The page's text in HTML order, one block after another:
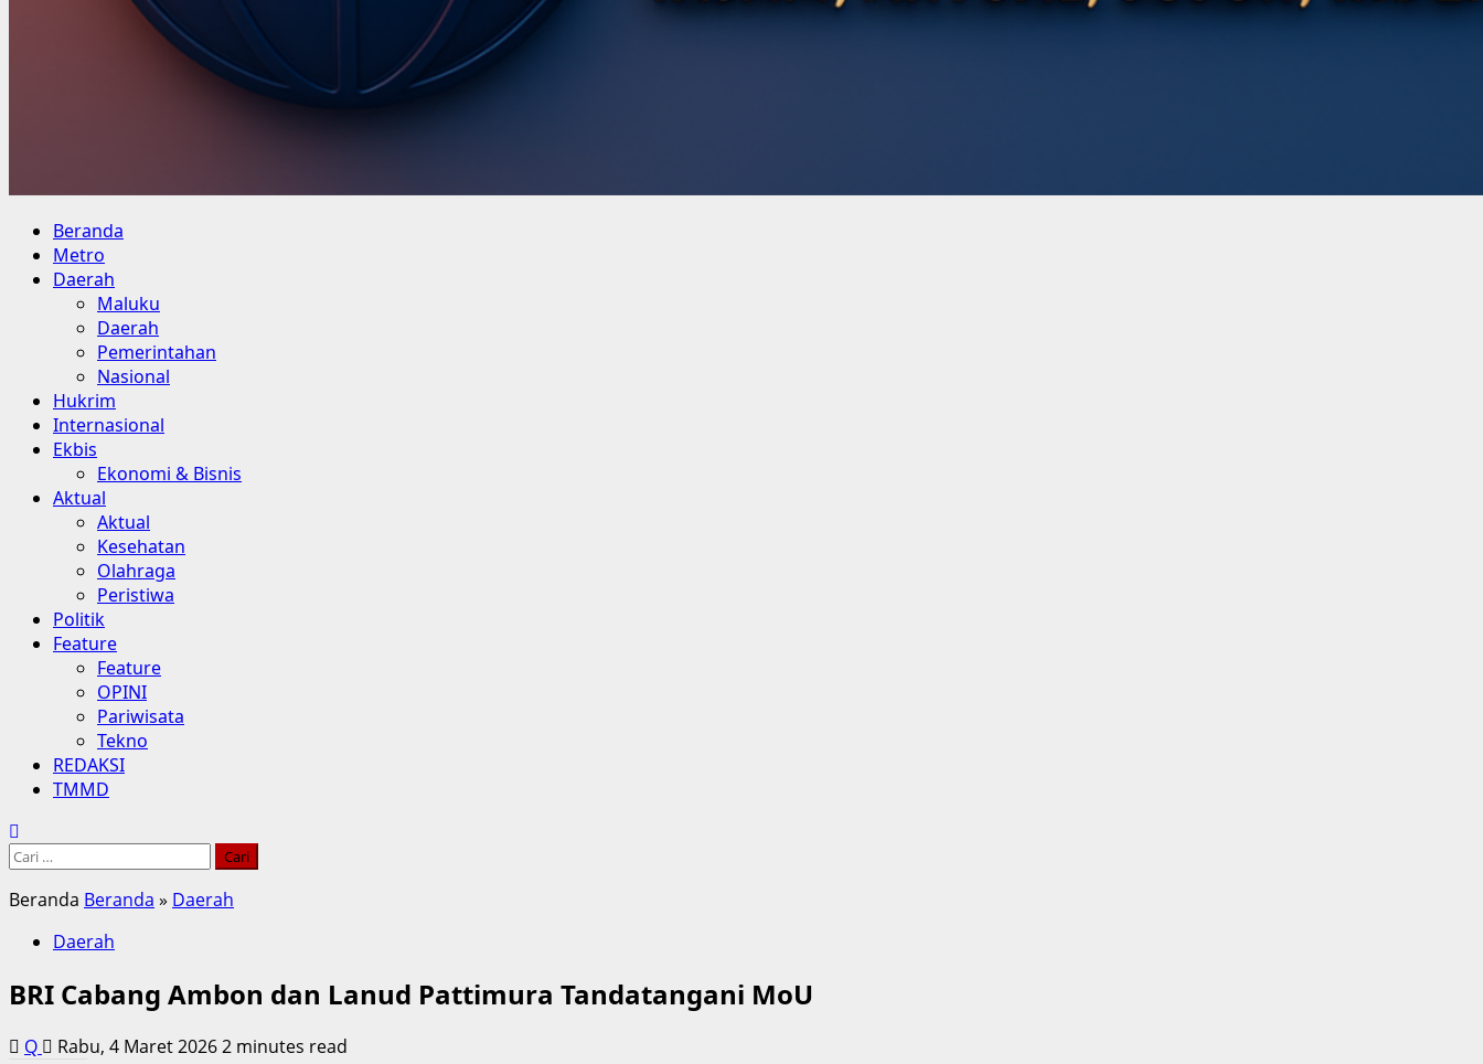
Primary
Menu
Beranda
Metro
Daerah
Maluku
Daerah
Pemerintahan
Nasional
Hukrim
Internasional
Ekbis
Ekonomi & Bisnis
Aktual
Aktual
Kesehatan
Olahraga
Peristiwa
Politik
Feature
Feature
OPINI
Pariwisata
Tekno
REDAKSI
TMMD
Cari
Beranda Beranda » Daerah
Daerah
BRI Cabang Ambon dan Lanud Pattimura Tandatangani MoU
Q Rabu, 4 Maret 20262 minutes read